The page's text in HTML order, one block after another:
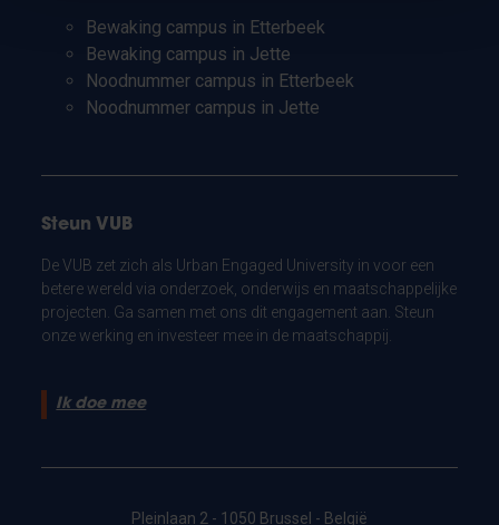
Bewaking campus in Etterbeek
Bewaking campus in Jette
Noodnummer campus in Etterbeek
Noodnummer campus in Jette
Steun VUB
De VUB zet zich als Urban Engaged University in voor een
betere wereld via onderzoek, onderwijs en maatschappelijke
projecten. Ga samen met ons dit engagement aan. Steun
onze werking en investeer mee in de maatschappij.
Ik doe mee
Pleinlaan 2 - 1050 Brussel - België